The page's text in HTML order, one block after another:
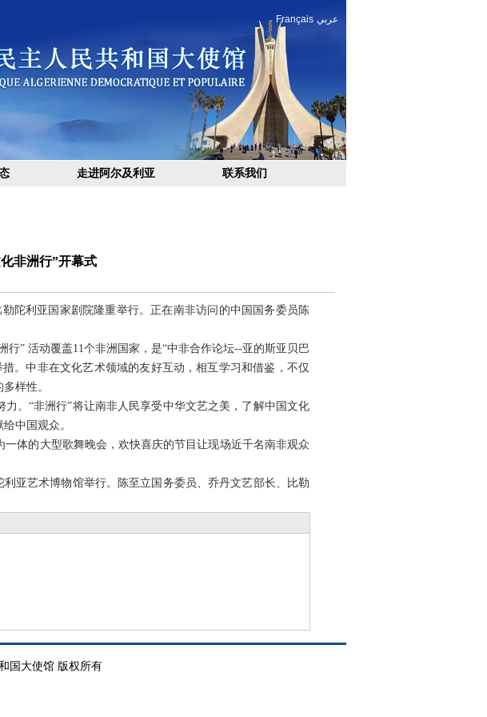
Français عربي
走进阿尔及利亚 联系我们
非洲行”开幕式
利亚国家剧院隆重举行。正在南非访问的中国国务委员陈
” 活动覆盖11个非洲国家，是“中非合作论坛--亚的斯亚贝巴
。中非在文化艺术领域的友好互动，相互学习和借鉴，不仅
多样性。
。“非洲行”将让南非人民享受中华文艺之美，了解中国文化
中国观众。
体的大型歌舞晚会，欢快喜庆的节目让现场近千名南非观众
亚艺术博物馆举行。陈至立国务委员、乔丹文艺部长、比勒
国大使馆 版权所有